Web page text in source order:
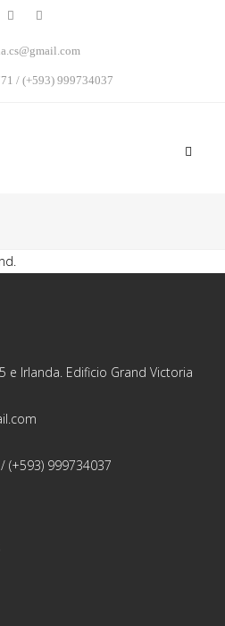
/ (+593) 999734037
e Irlanda. Edificio Grand Victoria
(+593) 999734037